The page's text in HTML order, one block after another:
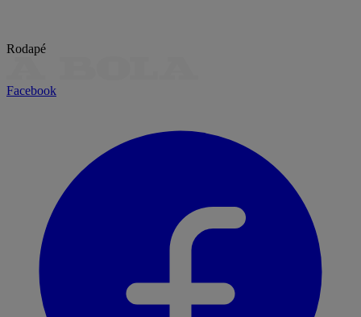
Rodapé
Facebook